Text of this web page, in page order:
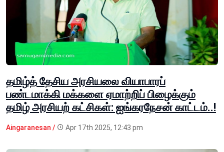
தமிழ்த் தேசிய அரசியலை வியாபாரப்
பண்டமாக்கி மக்களை ஏமாற்றிப் பிழைக்கும்
தமிழ் அரசியற் கட்சிகள்: ஐங்கரநேசன் காட்டம்..!
Aingaranesan / Apr 17th 2025, 12:43 pm